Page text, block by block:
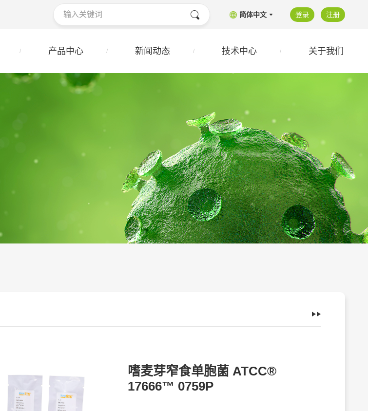
简体中文 登录 注册
产品中心 新闻动态 技术中心 关于我们
嗜麦芽窄食单胞菌 ATCC®
17666™ 0759P